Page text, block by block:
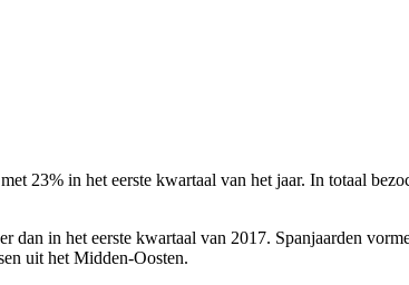
23% in het eerste kwartaal van het jaar. In totaal
dan in het eerste kwartaal van 2017. Spanjaarden
uit het Midden-Oosten.